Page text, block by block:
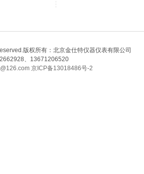
版权所有：北京金仕特仪器仪表有限公司
、13671206520
京ICP备13018486号-2